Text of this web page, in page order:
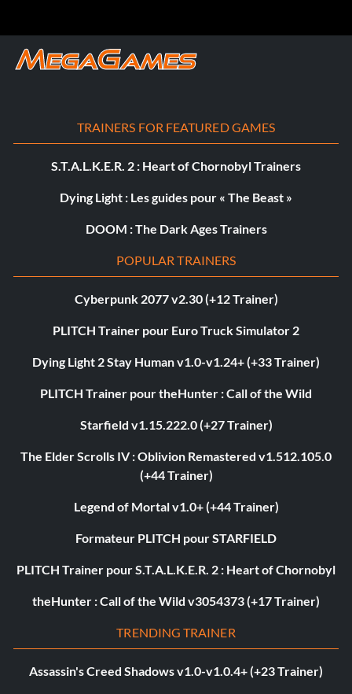
TRAINERS FOR FEATURED GAMES
S.T.A.L.K.E.R. 2 : Heart of Chornobyl Trainers
Dying Light : Les guides pour « The Beast »
DOOM : The Dark Ages Trainers
POPULAR TRAINERS
Cyberpunk 2077 v2.30 (+12 Trainer)
PLITCH Trainer pour Euro Truck Simulator 2
Dying Light 2 Stay Human v1.0-v1.24+ (+33 Trainer)
PLITCH Trainer pour theHunter : Call of the Wild
Starfield v1.15.222.0 (+27 Trainer)
The Elder Scrolls IV : Oblivion Remastered v1.512.105.0
(+44 Trainer)
Legend of Mortal v1.0+ (+44 Trainer)
Formateur PLITCH pour STARFIELD
PLITCH Trainer pour S.T.A.L.K.E.R. 2 : Heart of Chornobyl
theHunter : Call of the Wild v3054373 (+17 Trainer)
TRENDING TRAINER
Assassin's Creed Shadows v1.0-v1.0.4+ (+23 Trainer)